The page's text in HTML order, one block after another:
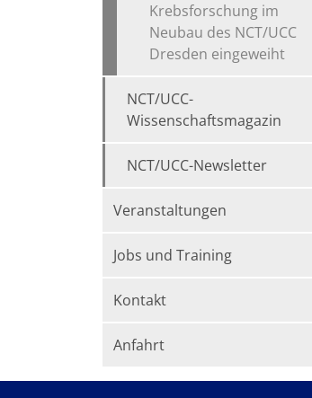
Krebsforschung im
Neubau des NCT/UCC
Dresden eingeweiht
NCT/UCC-
Wissenschaftsmagazin
NCT/UCC-Newsletter
Veranstaltungen
Jobs und Training
Kontakt
Anfahrt